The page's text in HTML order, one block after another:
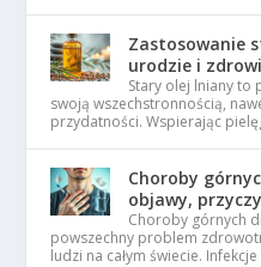
Zastosowanie
urodzie i
Stary olej lniany to
swoją wszechstronnością,
przydatności. Wspierając
Choroby
objawy,
Choroby górnych
powszechny problem
ludzi na całym świecie.